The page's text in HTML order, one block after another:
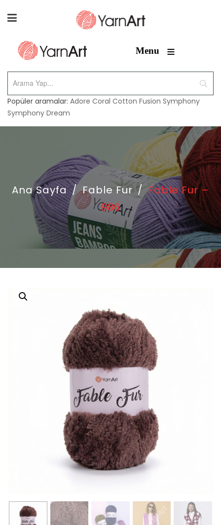
Menu ≡
Popüler aramalar: Adore Coral Cotton Fusion Symphony
Symphony Dream
Ana Sayfa / Fable Fur / Fable Fur –
986